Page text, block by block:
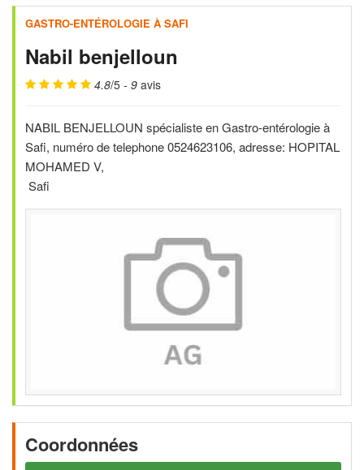
GASTRO-ENTÉROLOGIE À SAFI
Nabil benjelloun
4.8/5 - 9 avis
NABIL BENJELLOUN spécialiste en Gastro-entérologie à
Safi, numéro de telephone 0524623106, adresse: HOPITAL
MOHAMED V,
Safi
Coordonnées